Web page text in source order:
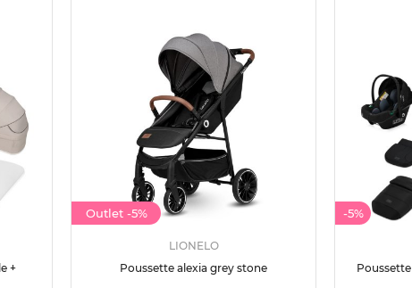
+
Outlet -5%
LIONELO
Poussette alexia grey stone
-5%